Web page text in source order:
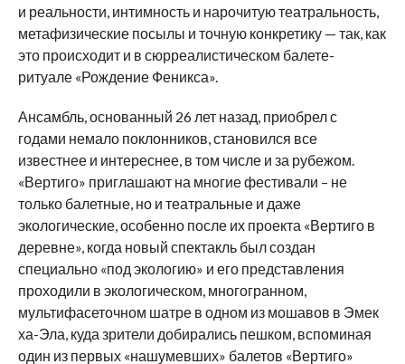
и реальности, интимность и нарочитую театральность,
метафизические посылы и точную конкретику — так, как
это происходит и в сюрреалистическом балете-
ритуале «Рождение Феникса».
Ансамбль, основанный 26 лет назад, приобрел с
годами немало поклонников, становился все
известнее и интереснее, в том числе и за рубежом.
«Вертиго» приглашают на многие фестивали – не
только балетные, но и театральные и даже
экологические, особенно после их проекта «Вертиго в
деревне», когда новый спектакль был создан
специально «под экологию» и его представления
проходили в экологическом, многогранном,
мультифасеточном шатре в одном из мошавов в Эмек
ха-Эла, куда зрители добирались пешком, вспоминая
один из первых «нашумевших» балетов «Вертиго»